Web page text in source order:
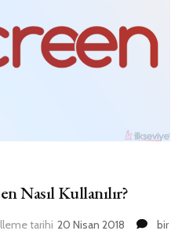
Nasıl Kullanılır?
tarihi 20 Nisan 2018
bir